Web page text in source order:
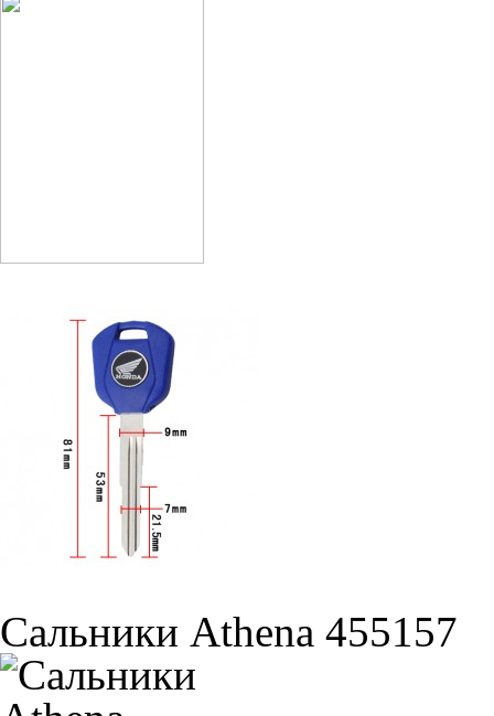
Сальники Athena 455157